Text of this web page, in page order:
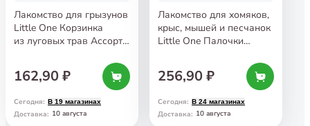
Лакомство для грызунов
Little One Корзинка
из луговых трав Ассорти
162,90 ₽
Сегодня: В 19 магазинах
Доставка: 10 августа
Лакомство для хомяков,
крыс, мышей и песчанок
Little One Палочки
256,90 ₽
Сегодня: В 24 магазинах
Доставка: 10 августа